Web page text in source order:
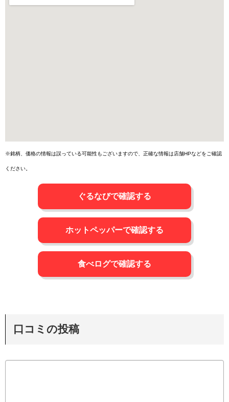
※銘柄、価格の情報は誤っている可能性もございますので、正確な情報は店舗HPなどをご確認
ください。
ぐるなびで確認する
ホットペッパーで確認する
食べログで確認する
口コミの投稿